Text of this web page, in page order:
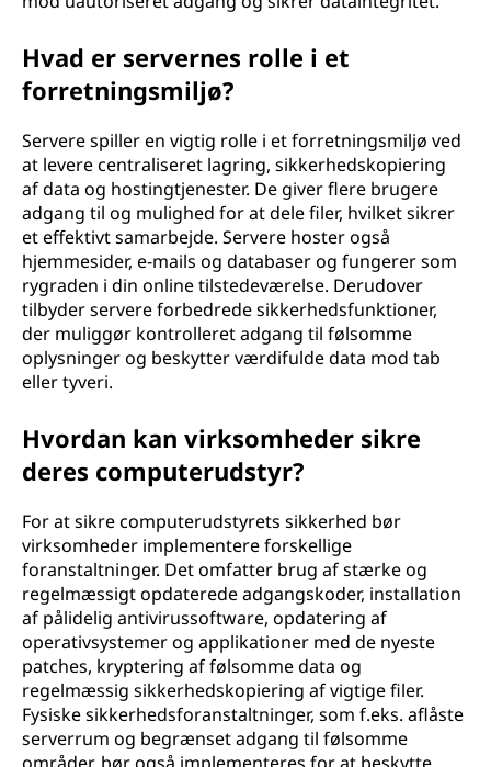
Hvad er servernes rolle i et
forretningsmiljø?
Servere spiller en vigtig rolle i et forretningsmiljø ved
at levere centraliseret lagring, sikkerhedskopiering
af data og hostingtjenester. De giver flere brugere
adgang til og mulighed for at dele filer, hvilket sikrer
et effektivt samarbejde. Servere hoster også
hjemmesider, e-mails og databaser og fungerer som
rygraden i din online tilstedeværelse. Derudover
tilbyder servere forbedrede sikkerhedsfunktioner,
der muliggør kontrolleret adgang til følsomme
oplysninger og beskytter værdifulde data mod tab
eller tyveri.
Hvordan kan virksomheder sikre
deres computerudstyr?
For at sikre computerudstyrets sikkerhed bør
virksomheder implementere forskellige
foranstaltninger. Det omfatter brug af stærke og
regelmæssigt opdaterede adgangskoder, installation
af pålidelig antivirussoftware, opdatering af
operativsystemer og applikationer med de nyeste
patches, kryptering af følsomme data og
regelmæssig sikkerhedskopiering af vigtige filer.
Fysiske sikkerhedsforanstaltninger, som f.eks. aflåste
serverrum og begrænset adgang til følsomme